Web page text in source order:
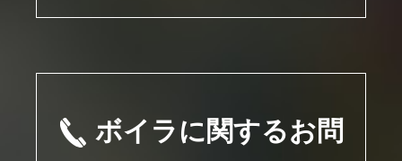
ボイラに関するお問